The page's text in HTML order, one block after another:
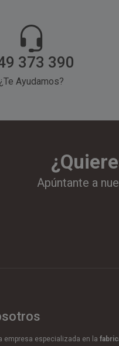
373 390
¿Te Ayudamos?
Apúntante a
empresa especializada en la